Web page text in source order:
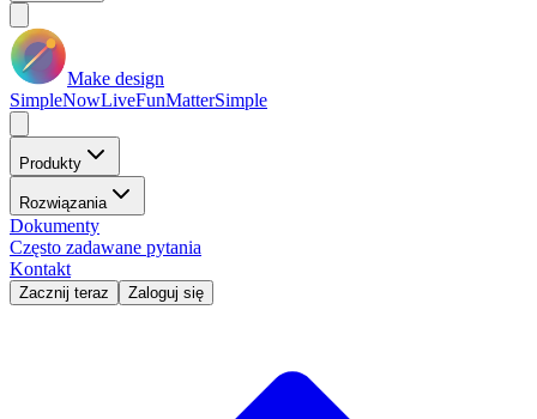
Make design
SimpleNowLiveFunMatterSimple
Produkty
Rozwiązania
Dokumenty
Często zadawane pytania
Kontakt
Zacznij teraz Zaloguj się